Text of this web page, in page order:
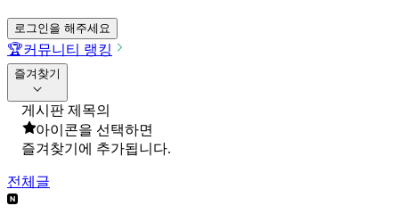
로그인을 해주세요
🏆커뮤니티 랭킹
즐겨찾기
게시판 제목의
아이콘을 선택하면
즐겨찾기에 추가됩니다.
전체글